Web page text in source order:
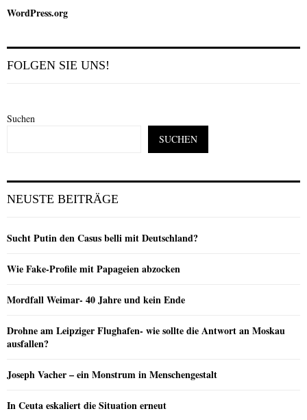
WordPress.org
FOLGEN SIE UNS!
Suchen
SUCHEN
NEUSTE BEITRÄGE
Sucht Putin den Casus belli mit Deutschland?
Wie Fake-Profile mit Papageien abzocken
Mordfall Weimar- 40 Jahre und kein Ende
Drohne am Leipziger Flughafen- wie sollte die Antwort an Moskau
ausfallen?
Joseph Vacher – ein Monstrum in Menschengestalt
In Ceuta eskaliert die Situation erneut